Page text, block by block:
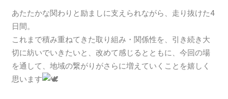
あたたかな関わりと励ましに支えられながら、走り抜けた4
日間。
これまで積み重ねてきた取り組み・関係性を、引き続き大
切に紡いでいきたいと、改めて感じるとともに、今回の場
を通して、地域の繋がりがさらに増えていくことを嬉しく
思います